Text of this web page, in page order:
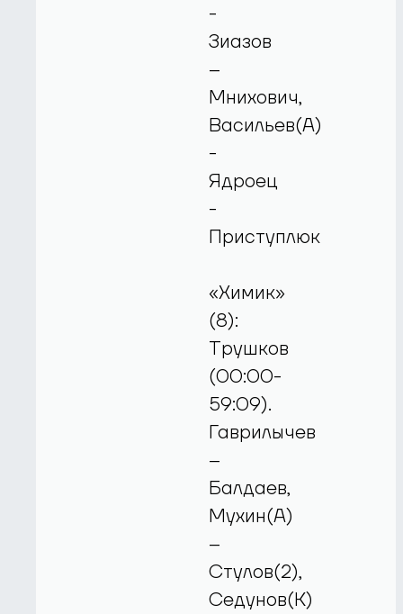
-
Зиазов
–
Мнихович,
Васильев(А)
-
Ядроец
-
Приступлюк
«Химик»
(8):
Трушков
(00:00-
59:09).
Гаврилычев
–
Балдаев,
Мухин(А)
–
Стулов(2),
Седунов(К)